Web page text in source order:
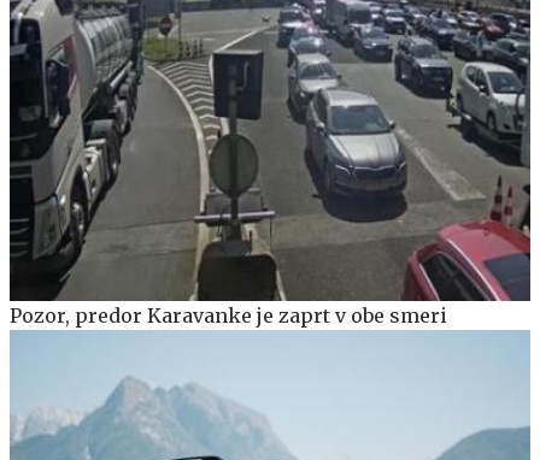
Pozor, predor Karavanke je zaprt v obe smeri